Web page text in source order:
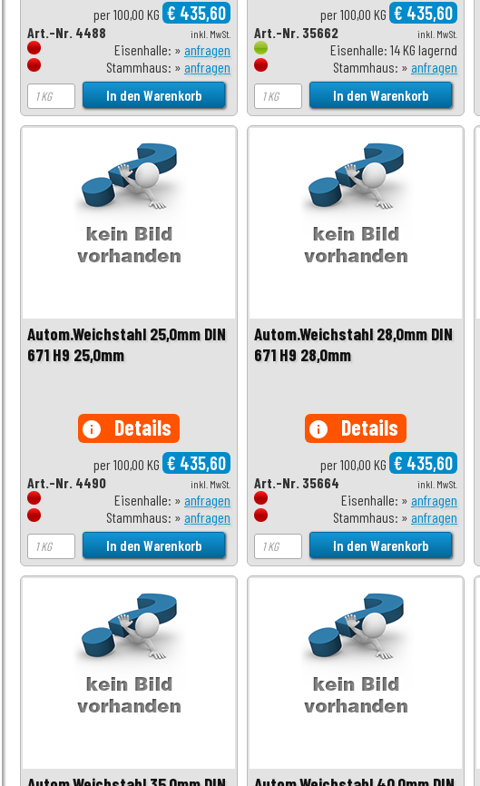
per 100,00 KG € 435,60
inkl. MwSt.
Art.-Nr. 4488
Eisenhalle: » anfragen
Stammhaus: » anfragen
per 100,00 KG € 435,60
inkl. MwSt.
Art.-Nr. 35662
Eisenhalle: 14 KG lagernd
Stammhaus: » anfragen
Autom.Weichstahl 25,0mm DIN
671 H9 25,0mm
info Details
per 100,00 KG € 435,60
inkl. MwSt.
Art.-Nr. 4490
Eisenhalle: » anfragen
Stammhaus: » anfragen
Autom.Weichstahl 28,0mm DIN
671 H9 28,0mm
info Details
per 100,00 KG € 435,60
inkl. MwSt.
Art.-Nr. 35664
Eisenhalle: » anfragen
Stammhaus: » anfragen